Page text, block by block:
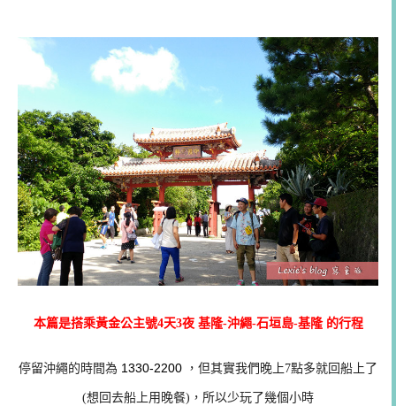
本篇是搭乘黃金公主號4天3夜 基隆-沖繩-石垣島-基隆 的行程
停留沖繩的時間為 1330-2200 ，但其實我們晚上7點多就回船上了
(想回去船上用晚餐)，所以少玩了幾個小時